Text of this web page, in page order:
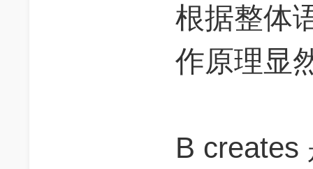
根据整体
作原理显
B creates